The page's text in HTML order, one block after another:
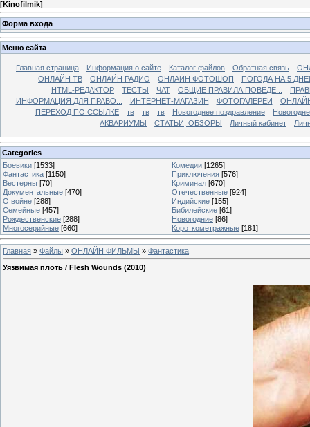
[Kinofilmik]
Форма входа
Меню сайта
Главная страница Информация о сайте Каталог файлов Обратная связь
ОНЛАЙН ТВ
ОНЛАЙН РАДИО ОНЛАЙН ФОТОШОП
ПОГОДА НА 5
HTML-РЕДАКТОР
ТЕСТЫ ЧАТ ОБЩИЕ ПРАВИЛА ПОВЕДЕ...
ИНФОРМАЦИЯ ДЛЯ ПРАВО...
ИНТЕРНЕТ-МАГАЗИН ФОТОГАЛЕРЕИ
ПЕРЕХОД ПО ССЫЛКЕ
тв тв тв Новогоднее поздравление
АКВАРИУМЫ
СТАТЬИ, ОБЗОРЫ Личный кабинет
Categories
Боевики [1533] Комедии [1265]
Фантастика [1150] Приключения [576]
Вестерны [70] Криминал [670]
Документальные [470] Отечественные [924]
О войне [288] Индийские [155]
Семейные [457] Бибилейские [61]
Рождественские [288] Новогодние [86]
Многосерийные [660] Короткометражные [181]
Главная » Файлы » ОНЛАЙН ФИЛЬМЫ » Фантастика
Уязвимая плоть / Flesh Wounds (2010)